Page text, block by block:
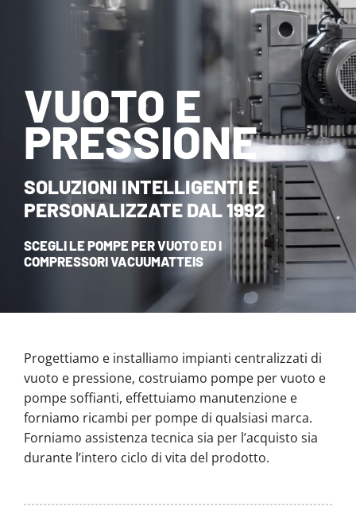
HOME
VUOTO E
PRESSIONE
SOLUZIONI INTELLIGENTI E
PERSONALIZZATE DAL 1992
SCEGLI LE POMPE PER VUOTO ED I
COMPRESSORI VACUUMATTEIS
Progettiamo e installiamo impianti centralizzati di
vuoto e pressione, costruiamo pompe per vuoto e
pompe soffianti, effettuiamo manutenzione e
forniamo ricambi per pompe di qualsiasi marca.
Forniamo assistenza tecnica sia per l’acquisto sia
durante l’intero ciclo di vita del prodotto.